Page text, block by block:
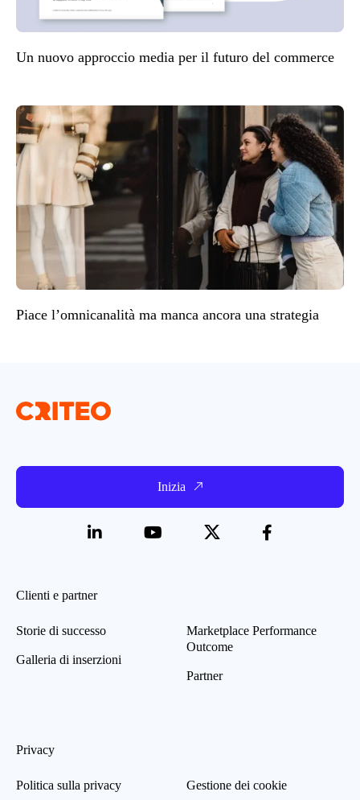
Un nuovo approccio media per il futuro del commerce
Piace l’omnicanalità ma manca ancora una strategia
Inizia
Clienti e partner
Storie di successo
Galleria di inserzioni
Marketplace Performance
Outcome
Partner
Privacy
Politica sulla privacy Gestione dei cookie